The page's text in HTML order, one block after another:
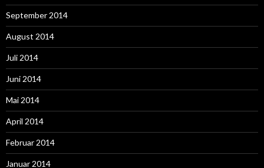
September 2014
August 2014
Juli 2014
Juni 2014
Mai 2014
April 2014
Februar 2014
Januar 2014